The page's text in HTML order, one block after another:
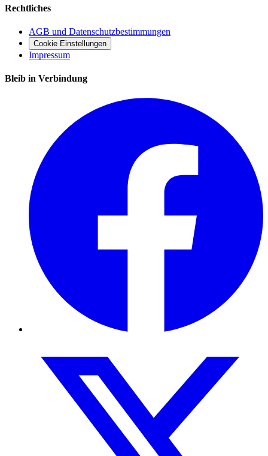
Rechtliches
AGB und Datenschutzbestimmungen
Cookie Einstellungen
Impressum
Bleib in Verbindung